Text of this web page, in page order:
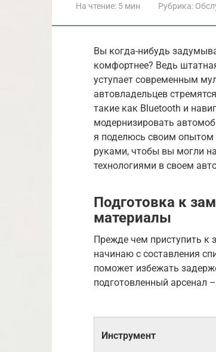
На чтение: 5 мин Рубрика:
Вы когда-нибудь
комфортнее? Ведь
уступает современным
автовладельцев
такие как Bluetooth и
модернизировать
я поделюсь своим опытом
руками, чтобы вы могли
технологиями в своем
Подготовка к
материалы
Прежде чем приступить к
начинаю с составления
поможет избежать
подготовленный арсенал
Инструмент